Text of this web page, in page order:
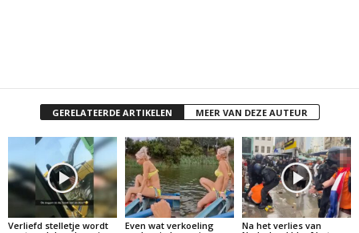
GERELATEERDE ARTIKELEN MEER VAN DEZE AUTEUR
Verliefd stelletje wordt
Even wat verkoeling
Na het verlies van